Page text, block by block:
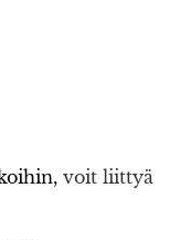
voit liittyä